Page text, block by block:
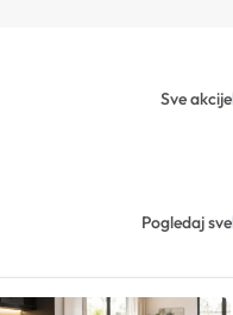
Sve akcije
Pogledaj sve